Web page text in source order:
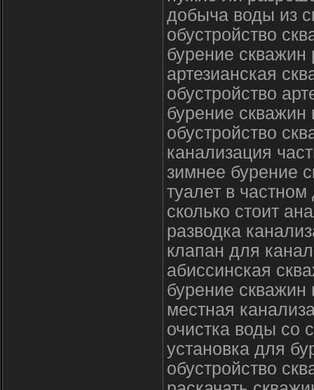
добыча воды из
обустройство
бурение скважин
артезианская
обустройство
бурение скважин
обустройство
канализация
зимнее бурение
туалет в
сколько стоит
разводка
клапан для
абиссинская
бурение
местная
очистка воды со
установка для
обустройство